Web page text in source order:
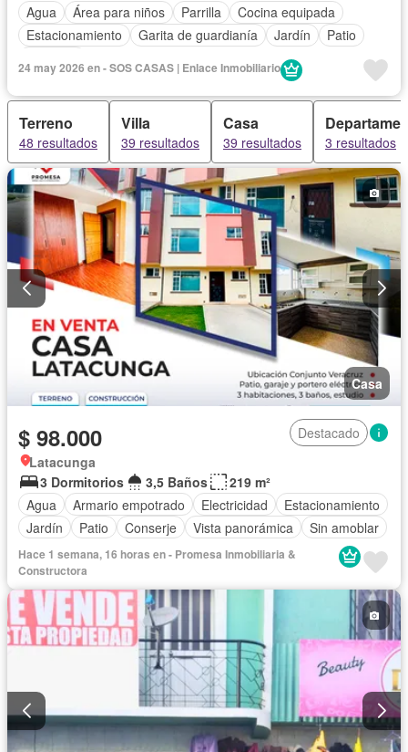
Agua
Área para niños Parrilla
Cocina equipada
Estacionamiento
Garita de guardianía Jardín
Patio
24 may 2026 en - SOS CASAS | Enlace Inmobiliario
Terreno
48 resultados
Villa
39 resultados
Casa
39 resultados 3 resultados
Casa
$ 98.000
Destacado
Latacunga
3 Dormitorios
3,5 Baños
219 m²
Agua
Armario empotrado Electricidad
Estacionamiento
Jardín
Patio Conserje Vista panorámica Sin amoblar
Hace 1 semana, 16 horas en - Promesa Inmobiliaria &
Constructora